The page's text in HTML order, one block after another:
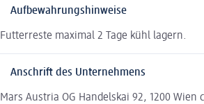
Aufbewahrungshinweise
Futterreste maximal 2 Tage kühl lagern.
Anschrift des Unternehmens
Mars Austria OG Handelskai 92, 1200 Wien